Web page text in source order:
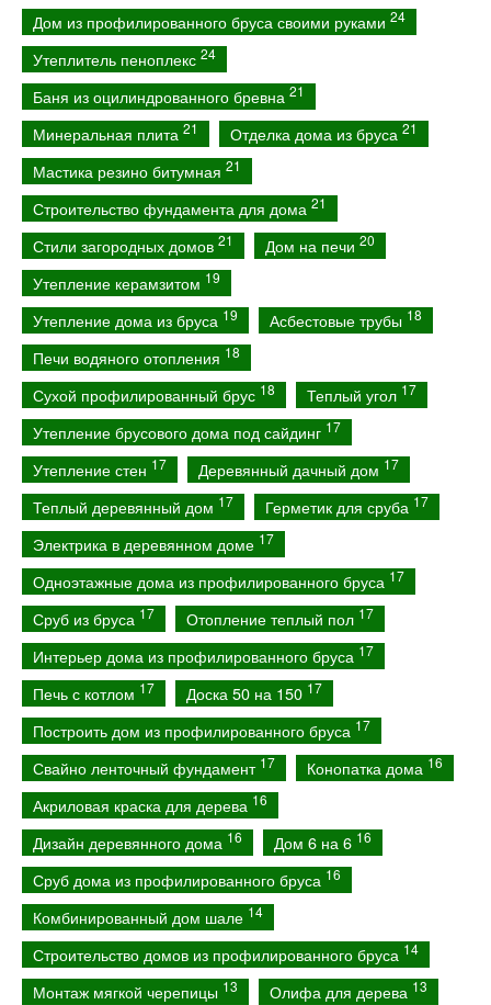
Дом из профилированного бруса своими руками 24
Утеплитель пеноплекс 24
Баня из оцилиндрованного бревна 21
Минеральная плита 21 Отделка дома из бруса 21
Мастика резино битумная 21
Строительство фундамента для дома 21
Стили загородных домов 21 Дом на печи 20
Утепление керамзитом 19
Утепление дома из бруса 19 Асбестовые трубы 18
Печи водяного отопления 18
Сухой профилированный брус 18 Теплый угол 17
Утепление брусового дома под сайдинг 17
Утепление стен 17 Деревянный дачный дом 17
Теплый деревянный дом 17 Герметик для сруба 17
Электрика в деревянном доме 17
Одноэтажные дома из профилированного бруса 17
Сруб из бруса 17 Отопление теплый пол 17
Интерьер дома из профилированного бруса 17
Печь с котлом 17 Доска 50 на 150 17
Построить дом из профилированного бруса 17
Свайно ленточный фундамент 17 Конопатка дома 16
Акриловая краска для дерева 16
Дизайн деревянного дома 16 Дом 6 на 6 16
Сруб дома из профилированного бруса 16
Комбинированный дом шале 14
Строительство домов из профилированного бруса 14
Монтаж мягкой черепицы 13 Олифа для дерева 13